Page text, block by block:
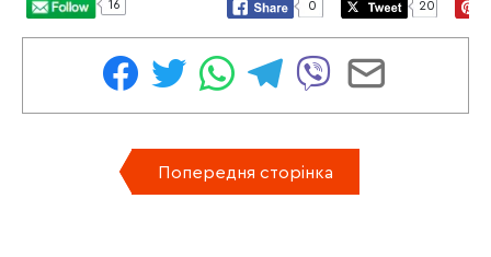
16 0 20
Попередня сторінка